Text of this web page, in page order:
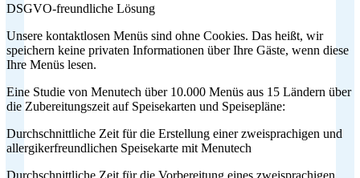
DSGVO-freundliche Lösung
Unsere kontaktlosen Menüs sind ohne Cookies. Das heißt, wir
speichern keine privaten Informationen über Ihre Gäste, wenn diese
Ihre Menüs lesen.
Eine Studie von Menutech über 10.000 Menüs aus 15 Ländern über
die Zubereitungszeit auf Speisekarten und Speisepläne:
Durchschnittliche Zeit für die Erstellung einer zweisprachigen und
allergikerfreundlichen Speisekarte mit Menutech
Durchschnittliche Zeit für die Vorbereitung eines zweisprachigen